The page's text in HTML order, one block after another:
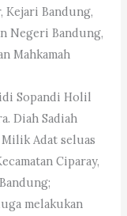
Kejari Bandung,
Negeri Bandung,
Mahkamah
Sopandi Holil
Diah Sadiah
Adat seluas
Ciparay,
melakukan